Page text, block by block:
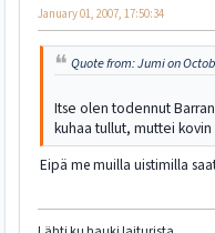
January 01, 2007, 17:50:34
Quote from: Jumi on
Itse olen todennut
kuhaa tullut, muttei kovin
Eipä me muilla uistimilla